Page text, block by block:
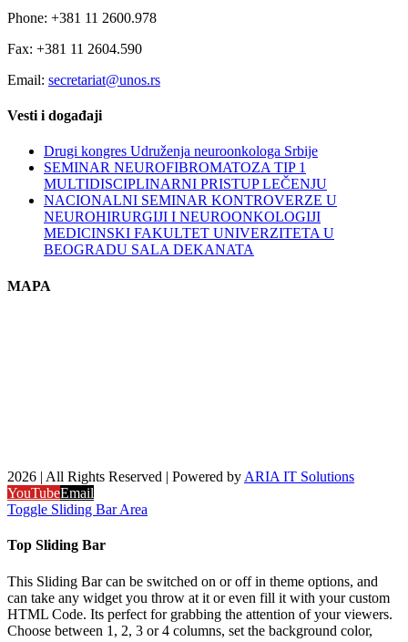
Phone: +381 11 2600.978
Fax: +381 11 2604.590
Email: secretariat@unos.rs
Vesti i događaji
Drugi kongres Udruženja neuroonkologa Srbije
SEMINAR NEUROFIBROMATOZA TIP 1
MULTIDISCIPLINARNI PRISTUP LEČENJU
NACIONALNI SEMINAR KONTROVERZE U
NEUROHIRURGIJI I NEUROONKOLOGIJI
MEDICINSKI FAKULTET UNIVERZITETA U
BEOGRADU SALA DEKANATA
MAPA
2026 | All Rights Reserved | Powered by ARIA IT Solutions
YouTubeEmail
Toggle Sliding Bar Area
Top Sliding Bar
This Sliding Bar can be switched on or off in theme options, and
can take any widget you throw at it or even fill it with your custom
HTML Code. Its perfect for grabbing the attention of your viewers.
Choose between 1, 2, 3 or 4 columns, set the background color,